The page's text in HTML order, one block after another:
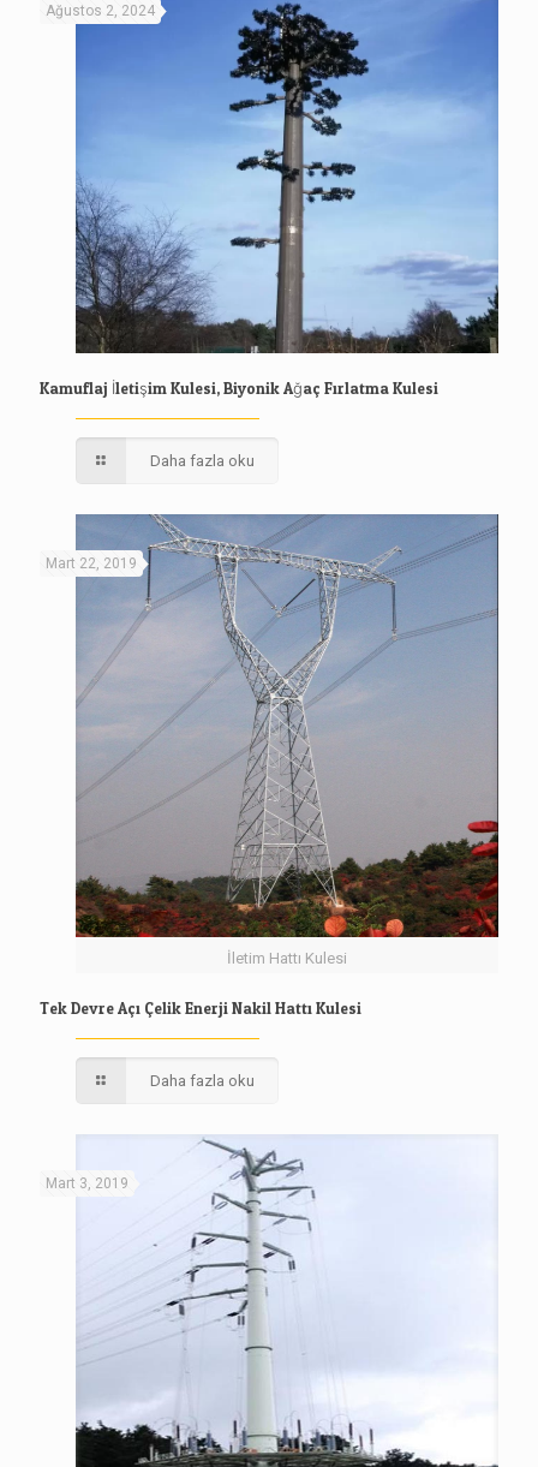
Ağustos 2, 2024
Kamuflaj İletişim Kulesi, Biyonik Ağaç Fırlatma Kulesi
Daha fazla oku
İletim Hattı Kulesi
Mart 22, 2019
Tek Devre Açı Çelik Enerji Nakil Hattı Kulesi
Daha fazla oku
Mart 3, 2019